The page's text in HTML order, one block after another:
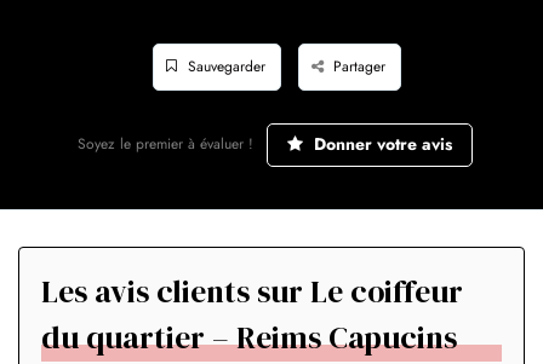
Sauvegarder Partager
Soyez le premier à évaluer ! Donner votre avis
Les avis clients sur Le coiffeur
du quartier – Reims Capucins